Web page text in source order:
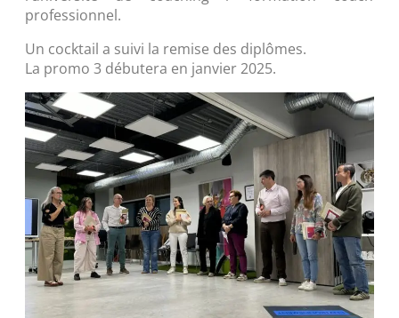
professionnel.
Un cocktail a suivi la remise des diplômes.
La promo 3 débutera en janvier 2025.